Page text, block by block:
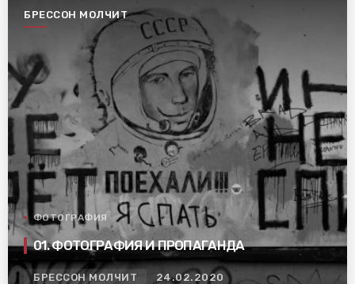
БРЕССОН МОЛЧИТ
ФОТОГРАФИЯ
01. ФОТОГРАФИЯ И ПРОПАГАНДА
БРЕССОН МОЛЧИТ 24.02.2020